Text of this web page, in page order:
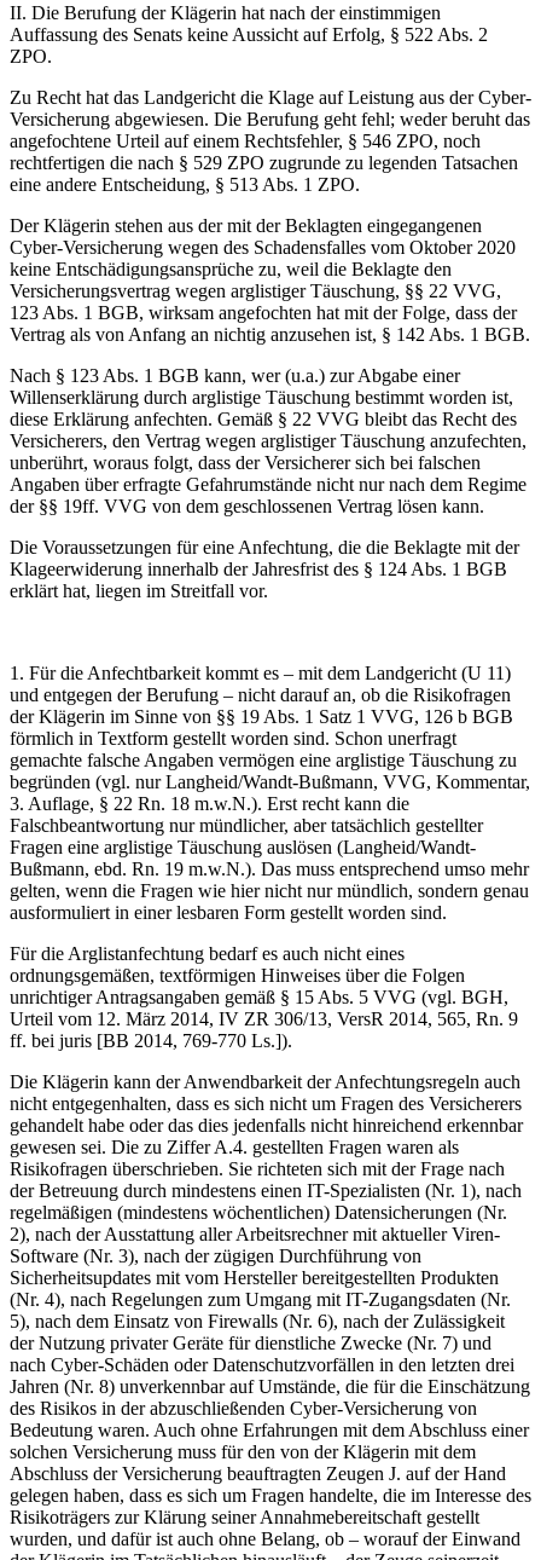
II. Die Berufung der Klägerin hat nach der einstimmigen
Auffassung des Senats keine Aussicht auf Erfolg, § 522 Abs. 2
ZPO.
Zu Recht hat das Landgericht die Klage auf Leistung aus der Cyber-
Versicherung abgewiesen. Die Berufung geht fehl; weder beruht das
angefochtene Urteil auf einem Rechtsfehler, § 546 ZPO, noch
rechtfertigen die nach § 529 ZPO zugrunde zu legenden Tatsachen
eine andere Entscheidung, § 513 Abs. 1 ZPO.
Der Klägerin stehen aus der mit der Beklagten eingegangenen
Cyber-Versicherung wegen des Schadensfalles vom Oktober 2020
keine Entschädigungsansprüche zu, weil die Beklagte den
Versicherungsvertrag wegen arglistiger Täuschung, §§ 22 VVG,
123 Abs. 1 BGB, wirksam angefochten hat mit der Folge, dass der
Vertrag als von Anfang an nichtig anzusehen ist, § 142 Abs. 1 BGB.
Nach § 123 Abs. 1 BGB kann, wer (u.a.) zur Abgabe einer
Willenserklärung durch arglistige Täuschung bestimmt worden ist,
diese Erklärung anfechten. Gemäß § 22 VVG bleibt das Recht des
Versicherers, den Vertrag wegen arglistiger Täuschung anzufechten,
unberührt, woraus folgt, dass der Versicherer sich bei falschen
Angaben über erfragte Gefahrumstände nicht nur nach dem Regime
der §§ 19ff. VVG von dem geschlossenen Vertrag lösen kann.
Die Voraussetzungen für eine Anfechtung, die die Beklagte mit der
Klageerwiderung innerhalb der Jahresfrist des § 124 Abs. 1 BGB
erklärt hat, liegen im Streitfall vor.
1. Für die Anfechtbarkeit kommt es – mit dem Landgericht (U 11)
und entgegen der Berufung – nicht darauf an, ob die Risikofragen
der Klägerin im Sinne von §§ 19 Abs. 1 Satz 1 VVG, 126 b BGB
förmlich in Textform gestellt worden sind. Schon unerfragt
gemachte falsche Angaben vermögen eine arglistige Täuschung zu
begründen (vgl. nur Langheid/Wandt-Bußmann, VVG, Kommentar,
3. Auflage, § 22 Rn. 18 m.w.N.). Erst recht kann die
Falschbeantwortung nur mündlicher, aber tatsächlich gestellter
Fragen eine arglistige Täuschung auslösen (Langheid/Wandt-
Bußmann, ebd. Rn. 19 m.w.N.). Das muss entsprechend umso mehr
gelten, wenn die Fragen wie hier nicht nur mündlich, sondern genau
ausformuliert in einer lesbaren Form gestellt worden sind.
Für die Arglistanfechtung bedarf es auch nicht eines
ordnungsgemäßen, textförmigen Hinweises über die Folgen
unrichtiger Antragsangaben gemäß § 15 Abs. 5 VVG (vgl. BGH,
Urteil vom 12. März 2014, IV ZR 306/13, VersR 2014, 565, Rn. 9
ff. bei juris [BB 2014, 769-770 Ls.]).
Die Klägerin kann der Anwendbarkeit der Anfechtungsregeln auch
nicht entgegenhalten, dass es sich nicht um Fragen des Versicherers
gehandelt habe oder das dies jedenfalls nicht hinreichend erkennbar
gewesen sei. Die zu Ziffer A.4. gestellten Fragen waren als
Risikofragen überschrieben. Sie richteten sich mit der Frage nach
der Betreuung durch mindestens einen IT-Spezialisten (Nr. 1), nach
regelmäßigen (mindestens wöchentlichen) Datensicherungen (Nr.
2), nach der Ausstattung aller Arbeitsrechner mit aktueller Viren-
Software (Nr. 3), nach der zügigen Durchführung von
Sicherheitsupdates mit vom Hersteller bereitgestellten Produkten
(Nr. 4), nach Regelungen zum Umgang mit IT-Zugangsdaten (Nr.
5), nach dem Einsatz von Firewalls (Nr. 6), nach der Zulässigkeit
der Nutzung privater Geräte für dienstliche Zwecke (Nr. 7) und
nach Cyber-Schäden oder Datenschutzvorfällen in den letzten drei
Jahren (Nr. 8) unverkennbar auf Umstände, die für die Einschätzung
des Risikos in der abzuschließenden Cyber-Versicherung von
Bedeutung waren. Auch ohne Erfahrungen mit dem Abschluss einer
solchen Versicherung muss für den von der Klägerin mit dem
Abschluss der Versicherung beauftragten Zeugen J. auf der Hand
gelegen haben, dass es sich um Fragen handelte, die im Interesse des
Risikoträgers zur Klärung seiner Annahmebereitschaft gestellt
wurden, und dafür ist auch ohne Belang, ob – worauf der Einwand